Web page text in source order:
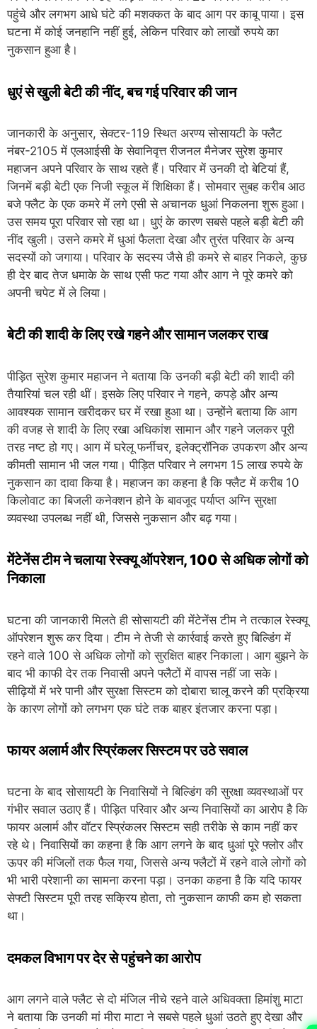
पहुंचे और लगभग आधे घंटे की मशक्कत के बाद आग पर काबू पाया। इस
घटना में कोई जनहानि नहीं हुई, लेकिन परिवार को लाखों रुपये का
नुकसान हुआ है।
धुएं से खुली बेटी की नींद, बच गई परिवार की जान
जानकारी के अनुसार, सेक्टर-119 स्थित अरण्य सोसायटी के फ्लैट
नंबर-2105 में एलआईसी के सेवानिवृत्त रीजनल मैनेजर सुरेश कुमार
महाजन अपने परिवार के साथ रहते हैं। परिवार में उनकी दो बेटियां हैं,
जिनमें बड़ी बेटी एक निजी स्कूल में शिक्षिका हैं। सोमवार सुबह करीब आठ
बजे फ्लैट के एक कमरे में लगे एसी से अचानक धुआं निकलना शुरू हुआ।
उस समय पूरा परिवार सो रहा था। धुएं के कारण सबसे पहले बड़ी बेटी की
नींद खुली। उसने कमरे में धुआं फैलता देखा और तुरंत परिवार के अन्य
सदस्यों को जगाया। परिवार के सदस्य जैसे ही कमरे से बाहर निकले, कुछ
ही देर बाद तेज धमाके के साथ एसी फट गया और आग ने पूरे कमरे को
अपनी चपेट में ले लिया।
बेटी की शादी के लिए रखे गहने और सामान जलकर राख
पीड़ित सुरेश कुमार महाजन ने बताया कि उनकी बड़ी बेटी की शादी की
तैयारियां चल रही थीं। इसके लिए परिवार ने गहने, कपड़े और अन्य
आवश्यक सामान खरीदकर घर में रखा हुआ था। उन्होंने बताया कि आग
की वजह से शादी के लिए रखा अधिकांश सामान और गहने जलकर पूरी
तरह नष्ट हो गए। आग में घरेलू फर्नीचर, इलेक्ट्रॉनिक उपकरण और अन्य
कीमती सामान भी जल गया। पीड़ित परिवार ने लगभग 15 लाख रुपये के
नुकसान का दावा किया है। महाजन का कहना है कि फ्लैट में करीब 10
किलोवाट का बिजली कनेक्शन होने के बावजूद पर्याप्त अग्नि सुरक्षा
व्यवस्था उपलब्ध नहीं थी, जिससे नुकसान और बढ़ गया।
मेंटेनेंस टीम ने चलाया रेस्क्यू ऑपरेशन, 100 से अधिक लोगों को
निकाला
घटना की जानकारी मिलते ही सोसायटी की मेंटेनेंस टीम ने तत्काल रेस्क्यू
ऑपरेशन शुरू कर दिया। टीम ने तेजी से कार्रवाई करते हुए बिल्डिंग में
रहने वाले 100 से अधिक लोगों को सुरक्षित बाहर निकाला। आग बुझने के
बाद भी काफी देर तक निवासी अपने फ्लैटों में वापस नहीं जा सके।
सीढ़ियों में भरे पानी और सुरक्षा सिस्टम को दोबारा चालू करने की प्रक्रिया
के कारण लोगों को लगभग एक घंटे तक बाहर इंतजार करना पड़ा।
फायर अलार्म और स्प्रिंकलर सिस्टम पर उठे सवाल
घटना के बाद सोसायटी के निवासियों ने बिल्डिंग की सुरक्षा व्यवस्थाओं पर
गंभीर सवाल उठाए हैं। पीड़ित परिवार और अन्य निवासियों का आरोप है कि
फायर अलार्म और वॉटर स्प्रिंकलर सिस्टम सही तरीके से काम नहीं कर
रहे थे। निवासियों का कहना है कि आग लगने के बाद धुआं पूरे फ्लोर और
ऊपर की मंजिलों तक फैल गया, जिससे अन्य फ्लैटों में रहने वाले लोगों को
भी भारी परेशानी का सामना करना पड़ा। उनका कहना है कि यदि फायर
सेफ्टी सिस्टम पूरी तरह सक्रिय होता, तो नुकसान काफी कम हो सकता
था।
दमकल विभाग पर देर से पहुंचने का आरोप
आग लगने वाले फ्लैट से दो मंजिल नीचे रहने वाले अधिवक्ता हिमांशु माटा
ने बताया कि उनकी मां मीरा माटा ने सबसे पहले धुआं उठते हुए देखा और